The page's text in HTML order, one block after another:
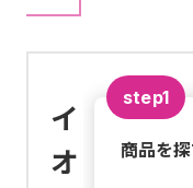
イ
オ
step1
商品を